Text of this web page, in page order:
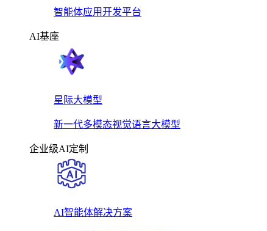
智能体应用开发平台
AI基座
星际大模型
新一代多模态视觉语言大模型
企业级AI定制
AI智能体解决方案